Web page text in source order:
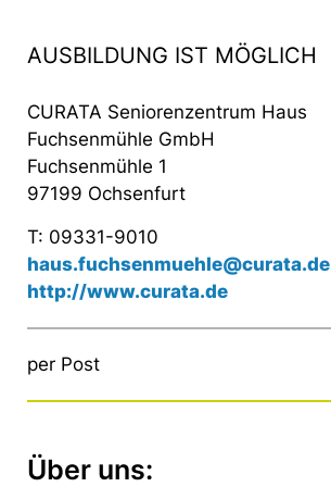
AUSBILDUNG IST MÖGLICH
CURATA Seniorenzentrum Haus
Fuchsenmühle GmbH
Fuchsenmühle 1
97199 Ochsenfurt
T: 09331-9010
haus.fuchsenmuehle@curata.de
http://www.curata.de
per Post
Über uns: